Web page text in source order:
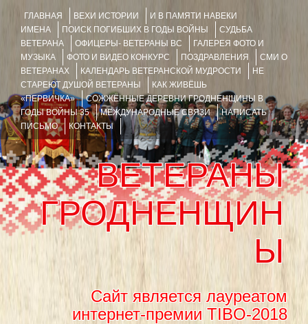
ГЛАВНАЯ ВЕХИ ИСТОРИИ
И В ПАМЯТИ НАВЕКИ
ИМЕНА
ПОИСК ПОГИБШИХ В ГОДЫ ВОЙНЫ
СУДЬБА
ВЕТЕРАНА
ОФИЦЕРЫ- ВЕТЕРАНЫ ВС
ГАЛЕРЕЯ ФОТО И
МУЗЫКА
ФОТО И ВИДЕО КОНКУРС ПОЗДРАВЛЕНИЯ
СМИ О
ВЕТЕРАНАХ
КАЛЕНДАРЬ ВЕТЕРАНСКОЙ МУДРОСТИ
НЕ
СТАРЕЮТ ДУШОЙ ВЕТЕРАНЫ
КАК ЖИВЁШЬ
«ПЕРВИЧКА»
СОЖЖЁННЫЕ ДЕРЕВНИ ГРОДНЕНЩИНЫ В
ГОДЫ ВОЙНЫ 35
МЕЖДУНАРОДНЫЕ СВЯЗИ
НАПИСАТЬ
ПИСЬМО
КОНТАКТЫ
ВЕТЕРАНЫ
ГРОДНЕНЩИН
Ы
Сайт является лауреатом
интернет-премии TIBO-2018